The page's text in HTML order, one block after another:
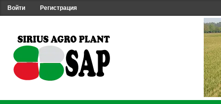
Войти Регистрация